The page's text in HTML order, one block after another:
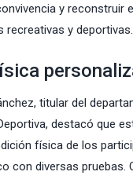
y reconstruir
recreativas y deportivas.
titular del
destacó que
física de los
con diversas pruebas.